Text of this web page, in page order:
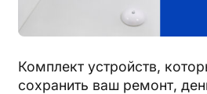
Комплект устройств,
сохранить ваш ремонт,